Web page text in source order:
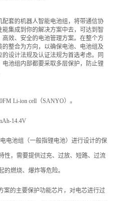
套的机器人智能电池组，将带通信协
集成到你的解决方案中去，可达到智
效、安全的电池管理方案。在整个方
整合为方向，以确保电池、电池组及
设计法规及认证法规为首选考虑。同
池组内部都要采取多层保护，防止锂
Li-ion cell（SANYO）。
14.4V
电池组（一般指锂电池）进行设计的保
性，需要提供过充、过放、短路、过流
的燃烧、爆炸等危险。
案的主要保护功能芯片，对电芯进行过